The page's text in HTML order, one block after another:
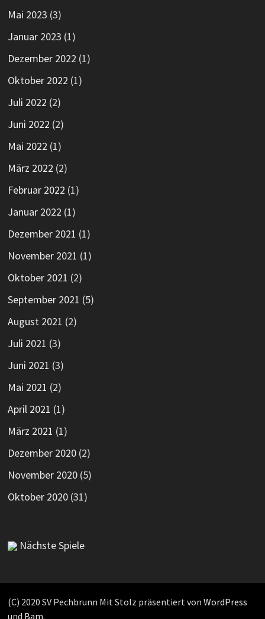
Mai 2023 (3)
Januar 2023 (1)
Dezember 2022 (1)
Oktober 2022 (1)
Juli 2022 (2)
Juni 2022 (2)
Mai 2022 (1)
März 2022 (2)
Februar 2022 (1)
Januar 2022 (1)
Dezember 2021 (1)
November 2021 (1)
Oktober 2021 (2)
September 2021 (5)
August 2021 (2)
Juli 2021 (3)
Juni 2021 (3)
Mai 2021 (2)
April 2021 (1)
März 2021 (1)
Dezember 2020(2)
November 2020(5)
Oktober 2020(31)
Nächste Spiele
(C) 2020 SV Pechbrunn Mit Stolz präsentiert von WordPress
und Bam.